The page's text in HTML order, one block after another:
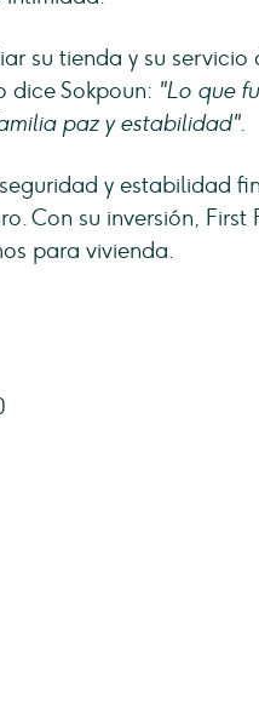
su tienda y su servicio
dice Sokpoun: "Lo que
paz y estabilidad".
y estabilidad
Con su inversión, First
para vivienda.